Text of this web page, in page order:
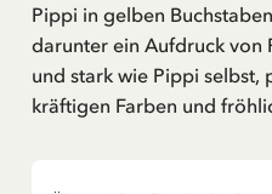
Pippi in gelben
darunter ein Aufdruck von
und stark wie Pippi selbst,
kräftigen Farben und